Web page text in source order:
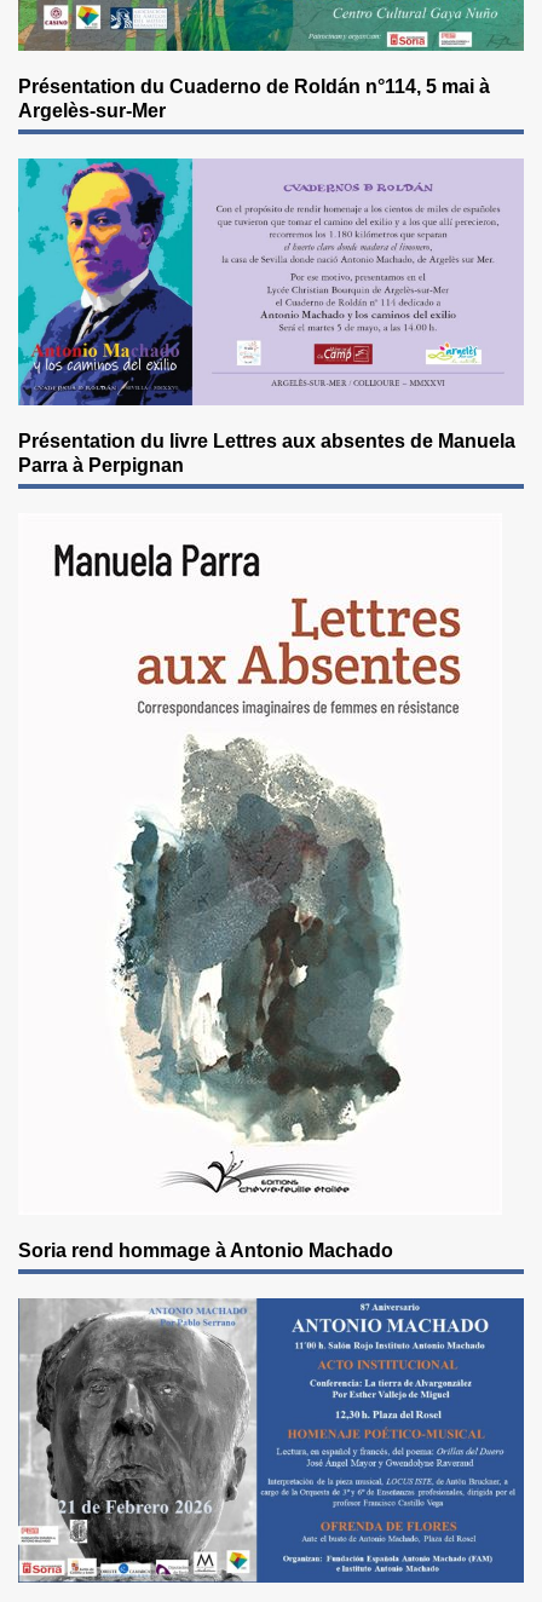
Présentation du Cuaderno de Roldán n°114, 5 mai à
Argelès-sur-Mer
Présentation du livre Lettres aux absentes de Manuela
Parra à Perpignan
Soria rend hommage à Antonio Machado